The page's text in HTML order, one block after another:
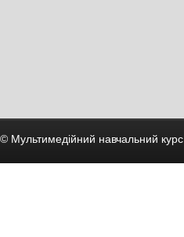
© Мультимедійний навчальний курc